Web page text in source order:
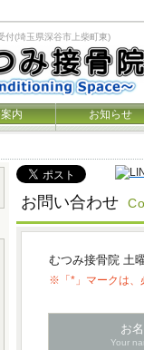
付(埼玉県深谷市上柴町東)
内 お知らせ
お問い合わせ
むつみ接骨院 土
※「*」マークは、
お
Your